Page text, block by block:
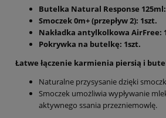
Butelka Natural Response 125ml:
Smoczek 0m+ (przepływ 2): 1szt.
Nakładka antylkolkowa AirFree:
Pokrywka na butelkę: 1szt.
Łatwe łączenie karmienia piersią i
Naturalne przysysanie dzięki
Smoczek umożliwia wypływanie
aktywnego ssania przezniemowlę.